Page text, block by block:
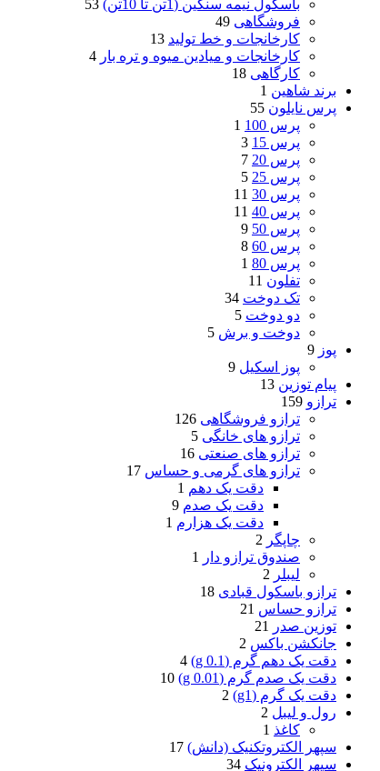
باسکول نیمه سنگین (1تن تا 10تن)
53
فروشگاهی 49
کارخانجات و خط تولید 13
کارخانجات و میادین میوه و تره بار 4
کارگاهی 18
برند شاهین 1
پرس نایلون 55
پرس 100
1
پرس 15
3
پرس 20
7
پرس 25
5
پرس 30
11
پرس 40
11
پرس 50
9
پرس 60
8
پرس 80
1
تفلون 11
تک دوخت 34
دو دوخت 5
دوخت و برش 5
پوز 9
پوز اسکیل 9
پیام توزین 13
ترازو 159
ترازو فروشگاهی 126
ترازو های خانگی 5
ترازو های صنعتی 16
ترازو های گرمی و حساس 17
دقت یک دهم 1
دقت یک صدم 9
دقت یک هزارم 1
چاپگر 2
صندوق ترازو دار
1
لیبلر 2
ترازو باسکول قبادی 18
ترازو حساس 21
توزین صدر
21
جانکشن باکس 2
دقت یک دهم گرم (g 0.1)
4
دقت یک صدم گرم (g 0.01)
10
دقت یک گرم (g1)
2
رول و لیبل 2
کاغذ 1
سپهر الکتروتکنیک (دانش) 17
سپهر الکترونیک 34